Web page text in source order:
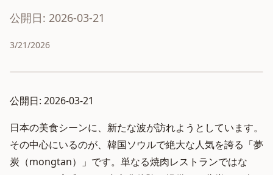
公開日: 2026-03-21
3/21/2026
公開日: 2026-03-21
日本の美食シーンに、新たな波が訪れようとしています。
その中心にいるのが、韓国ソウルで絶大な人気を誇る「夢
炭（mongtan）」です。単なる焼肉レストランではな